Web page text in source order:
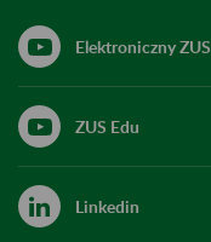
Elektroniczny ZUS
ZUS Edu
Linkedin